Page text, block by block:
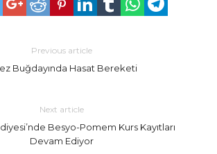
Previous article
Buğdayında Hasat Bereketi
Next article
Besyo-Pomem Kurs Kayıtları
Devam Ediyor